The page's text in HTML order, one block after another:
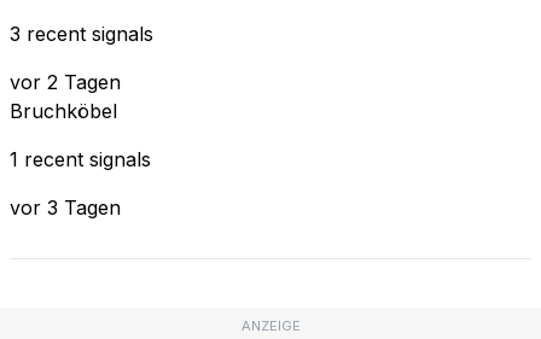
3 recent signals
vor 2 Tagen
Bruchköbel
1 recent signals
vor 3 Tagen
ANZEIGE